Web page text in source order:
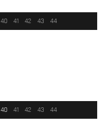
40 41 42 43 44
40 41 42 43 44